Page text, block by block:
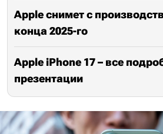
Apple снимет с
конца 2025-го
Apple iPhone 17 – все
презентации